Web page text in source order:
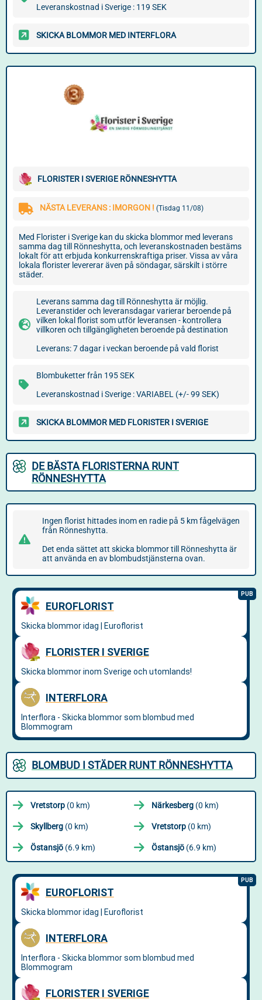
Leveranskostnad i Sverige : 119 SEK
SKICKA BLOMMOR MED INTERFLORA
FLORISTER I SVERIGE RÖNNESHYTTA
NÄSTA LEVERANS : IMORGON ! (Tisdag 11/08)
Med Florister i Sverige kan du skicka blommor med leverans
samma dag till Rönneshytta, och leveranskostnaden bestäms
lokalt för att erbjuda konkurrenskraftiga priser. Vissa av våra
lokala florister levererar även på söndagar, särskilt i större
städer.
Leverans samma dag till Rönneshytta är möjlig.
Leveranstider och leveransdagar varierar beroende på
vilken lokal florist som utför leveransen - kontrollera
villkoren och tillgängligheten beroende på destination
Leverans: 7 dagar i veckan beroende på vald florist
Blombuketter från 195 SEK
Leveranskostnad i Sverige : VARIABEL (+/- 99 SEK)
SKICKA BLOMMOR MED FLORISTER I SVERIGE
DE BÄSTA FLORISTERNA RUNT
RÖNNESHYTTA
Ingen florist hittades inom en radie på 5 km fågelvägen
från Rönneshytta.
Det enda sättet att skicka blommor till Rönneshytta är
att använda en av blombudstjänsterna ovan.
BLOMBUD I STÄDER RUNT RÖNNESHYTTA
Vretstorp (0 km) Närkesberg (0 km)
Skyllberg (0 km) Vretstorp (0 km)
Östansjö (6.9 km) Östansjö (6.9 km)